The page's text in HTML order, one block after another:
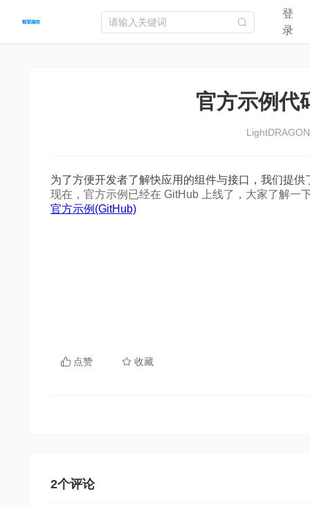
快应用 智慧卡片 快游戏开发工具 开发
登
录
官方示例代
LightDRAGON
点赞 收藏
2个评论